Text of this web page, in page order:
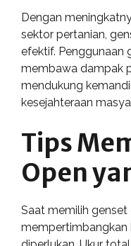
Dengan
sektor pertanian,
efektif. Penggunaan
membawa dampak
mendukung
kesejahteraan
Tips
Open
Saat memilih
mempertimbangkan